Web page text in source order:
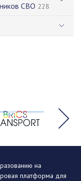
СВО 228
на
платформа для